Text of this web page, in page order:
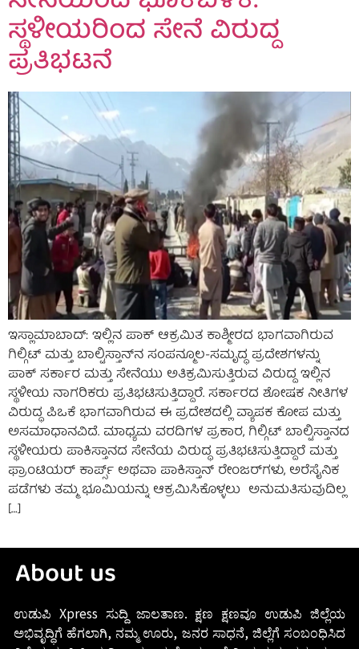
ಸ್ಥಳೀಯರಿಂದ ಸೇನೆ ವಿರುದ್ದ
ಪ್ರತಿಭಟನೆ
ಇಸ್ಲಾಮಾಬಾದ್: ಇಲ್ಲಿನ ಪಾಕ್ ಆಕ್ರಮಿತ ಕಾಶ್ಮೀರದ ಭಾಗವಾಗಿರುವ
ಗಿಲ್ಗಿಟ್ ಮತ್ತು ಬಾಲ್ಟಿಸ್ತಾನ್‌ನ ಸಂಪನ್ಮೂಲ-ಸಮೃದ್ಧ ಪ್ರದೇಶಗಳನ್ನು
ಪಾಕ್ ಸರ್ಕಾರ ಮತ್ತು ಸೇನೆಯು ಅತಿಕ್ರಮಿಸುತ್ತಿರುವ ವಿರುದ್ದ ಇಲ್ಲಿನ
ಸ್ಥಳೀಯ ನಾಗರಿಕರು ಪ್ರತಿಭಟಿಸುತ್ತಿದ್ದಾರೆ. ಸರ್ಕಾರದ ಶೋಷಕ ನೀತಿಗಳ
ವಿರುದ್ಧ ಪಿಒಕೆ ಭಾಗವಾಗಿರುವ ಈ ಪ್ರದೇಶದಲ್ಲಿ ವ್ಯಾಪಕ ಕೋಪ ಮತ್ತು
ಅಸಮಾಧಾನವಿದೆ. ಮಾಧ್ಯಮ ವರದಿಗಳ ಪ್ರಕಾರ, ಗಿಲ್ಗಿಟ್ ಬಾಲ್ಟಿಸ್ತಾನದ
ಸ್ಥಳೀಯರು ಪಾಕಿಸ್ತಾನದ ಸೇನೆಯ ವಿರುದ್ಧ ಪ್ರತಿಭಟಿಸುತ್ತಿದ್ದಾರೆ ಮತ್ತು
ಫ್ರಾಂಟಿಯರ್ ಕಾರ್ಪ್ಸ್ ಅಥವಾ ಪಾಕಿಸ್ತಾನ್ ರೇಂಜರ್‌ಗಳು, ಅರೆಸೈನಿಕ
ಪಡೆಗಳು ತಮ್ಮ ಭೂಮಿಯನ್ನು ಆಕ್ರಮಿಸಿಕೊಳ್ಳಲು ಅನುಮತಿಸುವುದಿಲ್ಲ
[…]
About us
ಉಡುಪಿ Xpress ಸುದ್ದಿ ಜಾಲತಾಣ. ಕ್ಷಣ ಕ್ಷಣವೂ ಉಡುಪಿ ಜಿಲ್ಲೆಯ
ಅಭಿವೃದ್ಧಿಗೆ ಹೆಗಲಾಗಿ, ನಮ್ಮ ಊರು, ಜನರ ಸಾಧನೆ, ಜಿಲ್ಲೆಗೆ ಸಂಬಂಧಿಸಿದ